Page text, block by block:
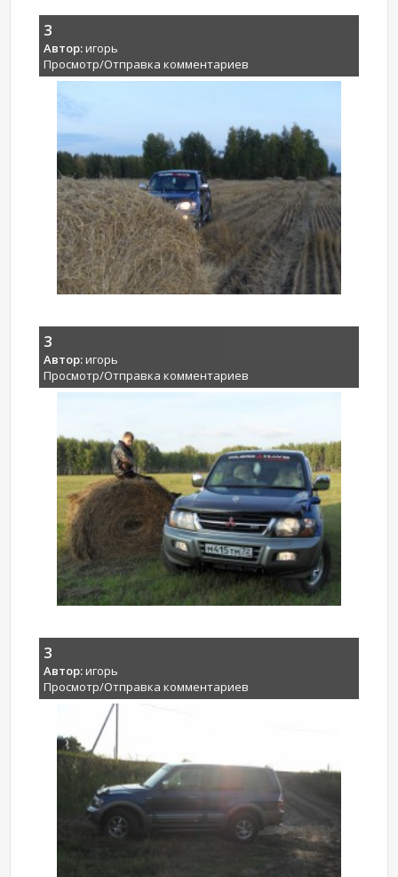
3
Автор:игорь
Просмотр/Отправка комментариев
3
Автор:игорь
Просмотр/Отправка комментариев
3
Автор:игорь
Просмотр/Отправка комментариев